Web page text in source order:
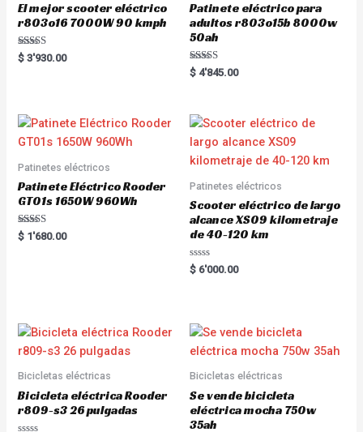
El mejor scooter eléctrico
r803o16 7000W 90 kmph
Rated
5.00
$ 3'930.00
Patinete eléctrico para
adultos r803o15b 8000w
50ah
Rated
5.00
$ 4'845.00
Patinetes eléctricos
Patinete Eléctrico Rooder
GT01s 1650W 960Wh
Rated
5.00
$ 1'680.00
Patinetes eléctricos
Scooter eléctrico de largo
alcance XS09 kilometraje
de 40-120 km
R
a
o
u
o
5
$ 6'000.00
Bicicletas eléctricas
Bicicleta eléctrica Rooder
r809-s3 26 pulgadas
Bicicletas eléctricas
Se vende bicicleta
eléctrica mocha 750w
35ah